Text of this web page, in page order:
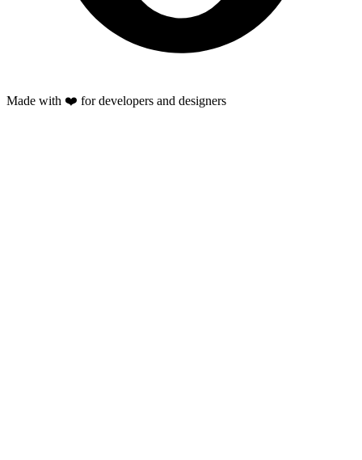
Made with ❤️ for developers and designers